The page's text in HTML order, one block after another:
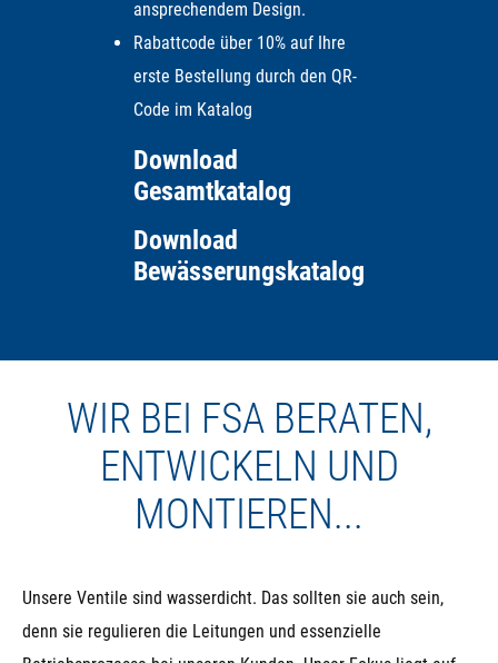
ansprechendem Design.
Rabattcode über 10% auf Ihre
erste Bestellung durch den QR-
Code im Katalog
Download
Gesamtkatalog
Download
Bewässerungskatalog
WIR BEI FSA BERATEN,
ENTWICKELN UND
MONTIEREN...
Unsere Ventile sind wasserdicht. Das sollten sie auch sein,
denn sie regulieren die Leitungen und essenzielle